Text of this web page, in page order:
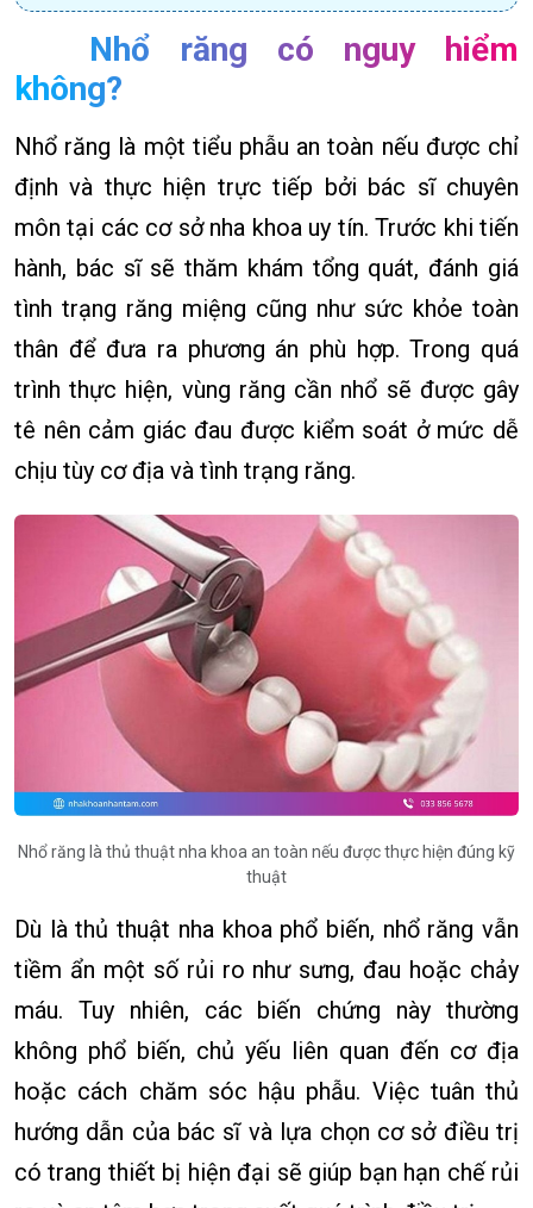
Nhổ răng có nguy hiểm
không?
Nhổ răng là một tiểu phẫu an toàn nếu được chỉ
định và thực hiện trực tiếp bởi bác sĩ chuyên
môn tại các cơ sở nha khoa uy tín. Trước khi tiến
hành, bác sĩ sẽ thăm khám tổng quát, đánh giá
tình trạng răng miệng cũng như sức khỏe toàn
thân để đưa ra phương án phù hợp. Trong quá
trình thực hiện, vùng răng cần nhổ sẽ được gây
tê nên cảm giác đau được kiểm soát ở mức dễ
chịu tùy cơ địa và tình trạng răng.
Nhổ răng là thủ thuật nha khoa an toàn nếu được thực hiện đúng kỹ
thuật
Dù là thủ thuật nha khoa phổ biến, nhổ răng vẫn
tiềm ẩn một số rủi ro như sưng, đau hoặc chảy
máu. Tuy nhiên, các biến chứng này thường
không phổ biến, chủ yếu liên quan đến cơ địa
hoặc cách chăm sóc hậu phẫu. Việc tuân thủ
hướng dẫn của bác sĩ và lựa chọn cơ sở điều trị
có trang thiết bị hiện đại sẽ giúp bạn hạn chế rủi